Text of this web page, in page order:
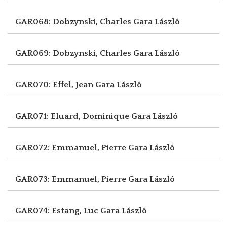
GAR068: Dobzynski, Charles Gara László
GAR069: Dobzynski, Charles Gara László
GAR070: Effel, Jean Gara László
GAR071: Eluard, Dominique Gara László
GAR072: Emmanuel, Pierre Gara László
GAR073: Emmanuel, Pierre Gara László
GAR074: Estang, Luc Gara László